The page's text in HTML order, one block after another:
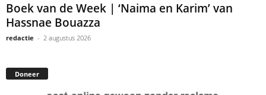
Boek van de Week | ‘Naima en Karim’ van
Hassnae Bouazza
redactie - 2 augustus 2026
Doneer